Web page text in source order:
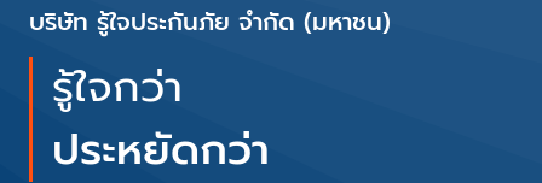
บริษัท รู้ใจประกันภัย จำกัด (มหาชน)
รู้ใจกว่า
ประหยัดกว่า